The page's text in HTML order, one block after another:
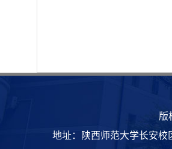
版
地址：陕西师范大学长安校